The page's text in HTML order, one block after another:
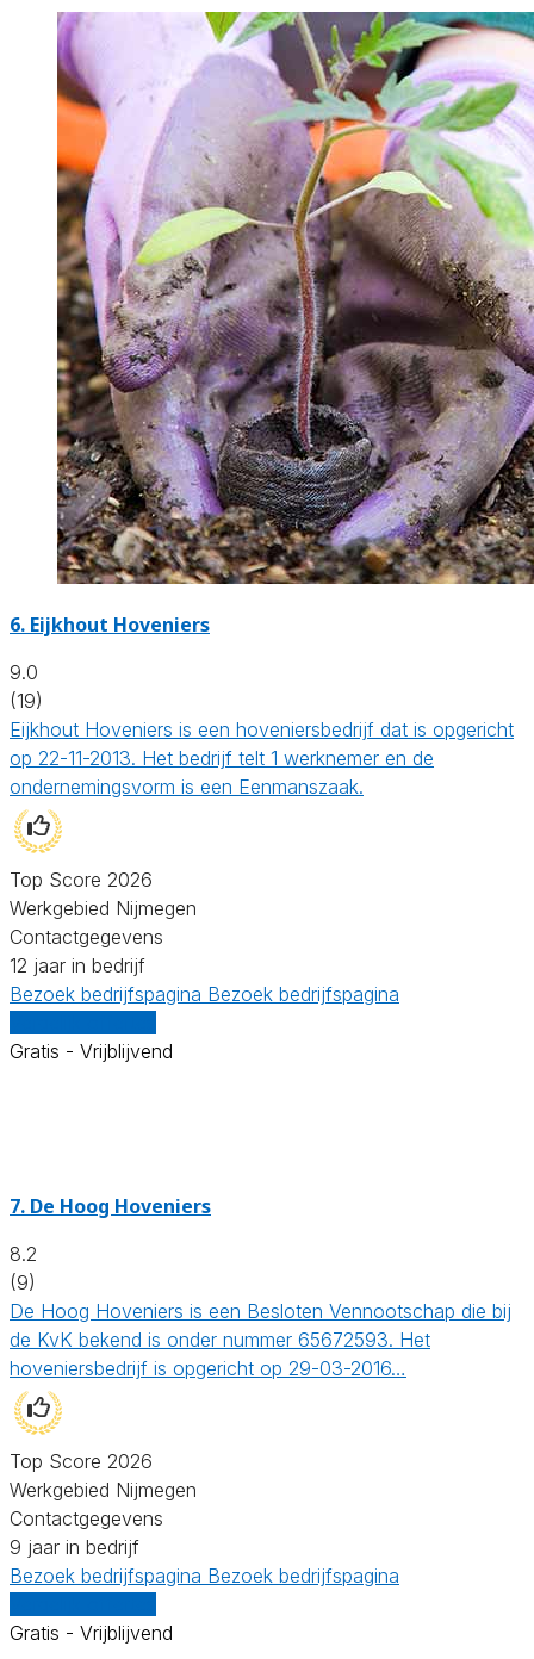
6. Eijkhout Hoveniers
9.0
(19)
Eijkhout Hoveniers is een hoveniersbedrijf dat is opgericht
op 22-11-2013. Het bedrijf telt 1 werknemer en de
ondernemingsvorm is een Eenmanszaak.
Top Score 2026
Werkgebied Nijmegen
Contactgegevens
12 jaar in bedrijf
Bezoek bedrijfspagina Bezoek bedrijfspagina
Gratis - Vrijblijvend
7. De Hoog Hoveniers
8.2
(9)
De Hoog Hoveniers is een Besloten Vennootschap die bij
de KvK bekend is onder nummer 65672593. Het
hoveniersbedrijf is opgericht op 29-03-2016…
Top Score 2026
Werkgebied Nijmegen
Contactgegevens
9 jaar in bedrijf
Bezoek bedrijfspagina Bezoek bedrijfspagina
Gratis - Vrijblijvend